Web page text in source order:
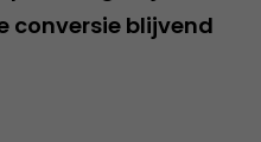
conversie blijvend